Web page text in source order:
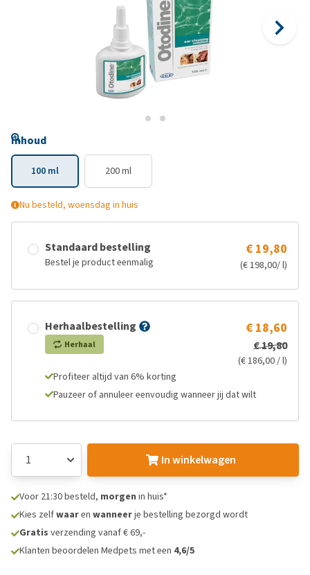
Inhoud
100 ml 200 ml
Nu besteld, woensdag in huis
Standaard bestelling
Bestel je product eenmalig
€ 19,80
(€ 198,00/ l)
Herhaalbestelling
Herhaal
€ 18,60
€ 19,80
(€ 186,00 / l)
Profiteer altijd van 6% korting
Pauzeer of annuleer eenvoudig wanneer jij dat wilt
In winkelwagen
Voor 21:30 besteld, morgen in huis*
Kies zelfwaaren wanneerje bestelling bezorgd wordt
Gratis verzending vanaf € 69,-
Klanten beoordelen Medpets met een 4,6/5